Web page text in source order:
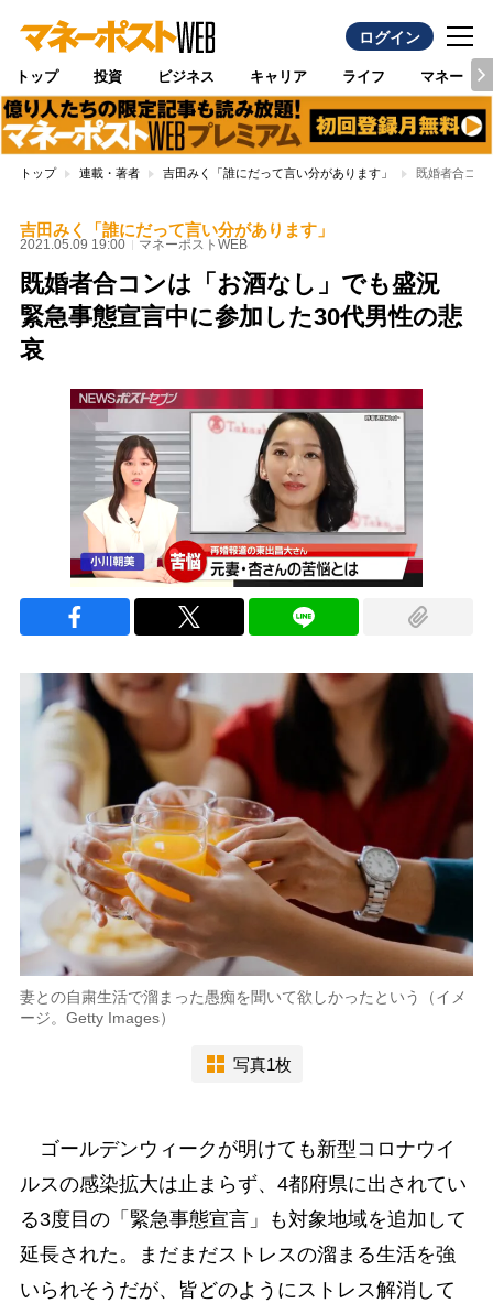
ログイン
トップ 投資 ビジネス キャリア ライフ マネー
トップ 連載・著者 吉田みく「誰にだって言い分があります」 既婚者合コ
吉田みく「誰にだって言い分があります」
2021.05.09 19:00 マネーポストWEB
既婚者合コンは「お酒なし」でも盛況
緊急事態宣言中に参加した30代男性の悲
哀
妻との自粛生活で溜まった愚痴を聞いて欲しかったという（イメ
ージ。Getty Images）
写真1枚
ゴールデンウィークが明けても新型コロナウイ
ルスの感染拡大は止まらず、4都府県に出されてい
る3度目の「緊急事態宣言」も対象地域を追加して
延長された。まだまだストレスの溜まる生活を強
いられそうだが、皆どのようにストレス解消して